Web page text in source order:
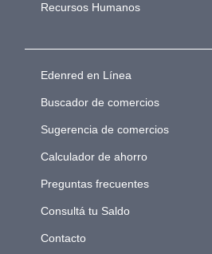
Recursos Humanos
Edenred en Línea
Buscador de comercios
Sugerencia de comercios
Calculador de ahorro
Preguntas frecuentes
Consultá tu Saldo
Contacto